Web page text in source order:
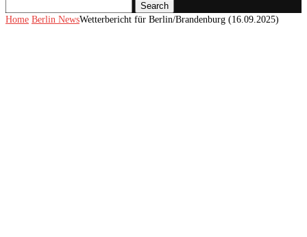
Search
Home Berlin NewsWetterbericht für Berlin/Brandenburg (16.09.2025)